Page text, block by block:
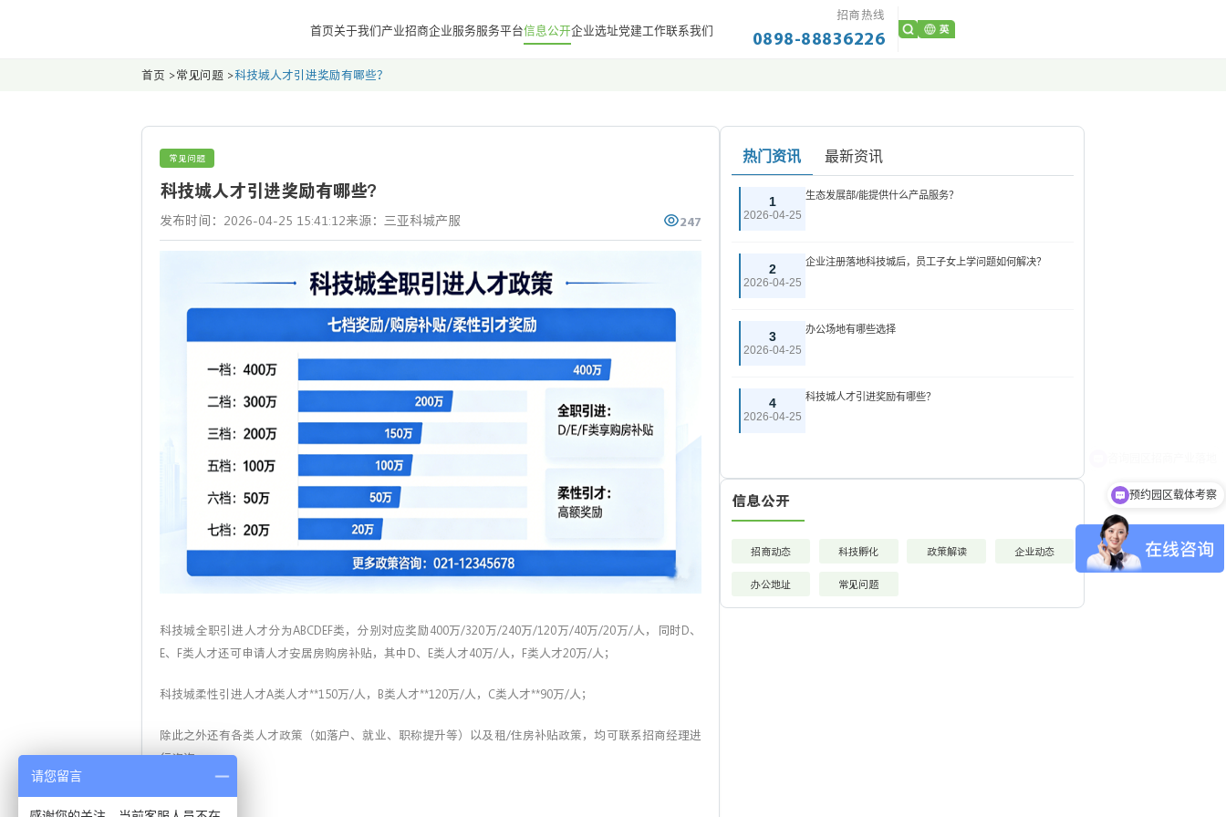
首页关于我们产业招商企业服务服务平台信息公开企业选址党建工作联系我们
招商热线
0898-88836226
首页 >常见问题 >科技城人才引进奖励有哪些？
常见问题
科技城人才引进奖励有哪些？
发布时间：2026-04-25 15:41:12来源：三亚科城产服 247
科技城全职引进人才分为ABCDEF类，分别对应奖励400万/320万/240万/120万/40万/20万/人，同时D、
E、F类人才还可申请人才安居房购房补贴，其中D、E类人才40万/人，F类人才20万/人；
科技城柔性引进人才A类人才**150万/人，B类人才**120万/人，C类人才**90万/人；
除此之外还有各类人才政策（如落户、就业、职称提升等）以及租/住房补贴政策，均可联系招商经理进
行咨询。
热门资讯 最新资讯
1
2026-04-25
生态发展部/能提供什么产品服务？
2
2026-04-25
企业注册落地科技城后，员工子女上学问题如何解决？
3
2026-04-25
办公场地有哪些选择
4
2026-04-25
科技城人才引进奖励有哪些？
信息公开
招商动态 科技孵化 政策解读 企业动态
办公地址 常见问题
预约园区载体考察
请您留言